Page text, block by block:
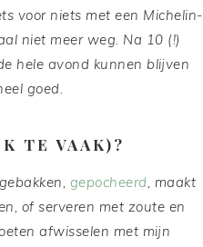
voor niets met een Michelin-
niet meer weg. Na 10 (!)
hele avond kunnen blijven
goed.
TE VAAK)?
gepocheerd, maakt
of serveren met zoute en
afwisselen met mijn